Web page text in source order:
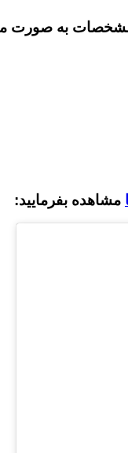
مشخصات به صورت
مشاهده بفرمایید: